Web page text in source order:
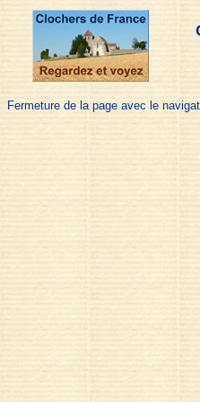
Fermeture de la page avec le